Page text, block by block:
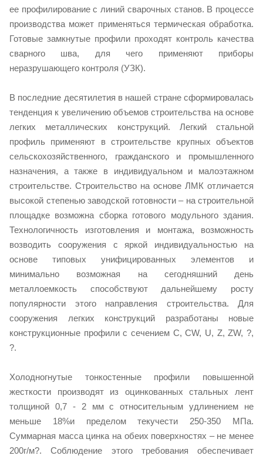
ее профилирование с линий сварочных станов. В процессе
производства может применяться термическая обработка.
Готовые замкнутые профили проходят контроль качества
сварного шва, для чего применяют приборы
неразрушающего контроля (УЗК).
В последние десятилетия в нашей стране сформировалась
тенденция к увеличению объемов строительства на основе
легких металлических конструкций. Легкий стальной
профиль применяют в строительстве крупных объектов
сельскохозяйственного, гражданского и промышленного
назначения, а также в индивидуальном и малоэтажном
строительстве. Строительство на основе ЛМК отличается
высокой степенью заводской готовности – на строительной
площадке возможна сборка готового модульного здания.
Технологичность изготовления и монтажа, возможность
возводить сооружения с яркой индивидуальностью на
основе типовых унифицированных элементов и
минимально возможная на сегодняшний день
металлоемкость способствуют дальнейшему росту
популярности этого направления строительства. Для
сооружения легких конструкций разработаны новые
конструкционные профили с сечением С, CW, U, Z, ZW, ?,
?.
Холодногнутые тонкостенные профили повышенной
жесткости производят из оцинкованных стальных лент
толщиной 0,7 - 2 мм с относительным удлинением не
меньше 18%и пределом текучести 250-350 МПа.
Суммарная масса цинка на обеих поверхностях – не менее
200г/м?. Соблюдение этого требования обеспечивает